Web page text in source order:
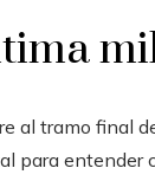
al tramo final
para entender